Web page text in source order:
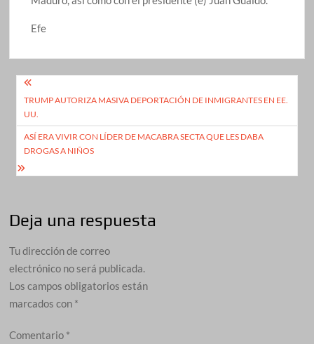
Efe
Navegación
de
entradas
TRUMP AUTORIZA MASIVA DEPORTACIÓN DE INMIGRANTES EN EE.
UU.
ASÍ ERA VIVIR CON LÍDER DE MACABRA SECTA QUE LES DABA
DROGAS A NIÑOS
Deja una respuesta
Tu dirección de correo
electrónico no será publicada.
Los campos obligatorios están
marcados con *
Comentario *